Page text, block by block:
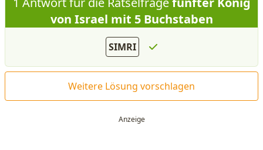
von Israel mit 5 Buchstaben
SIMRI
Weitere Lösung vorschlagen